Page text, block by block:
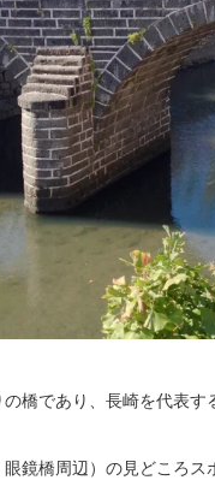
橋であり、長崎を代表す
鏡橋周辺）の見どころス